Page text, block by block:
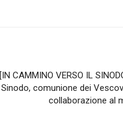
[IN CAMMINO VERSO IL
Sinodo, comunione dei
collaborazione al